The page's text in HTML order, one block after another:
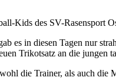
Kids des SV-Rasensport
es in diesen Tagen nur
Trikotsatz an die jungen
die Trainer, als auch die